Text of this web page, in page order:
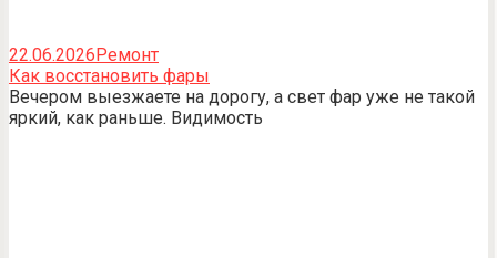
22.06.2026Ремонт
Как восстановить фары
Вечером выезжаете на дорогу, а свет фар уже не такой
яркий, как раньше. Видимость